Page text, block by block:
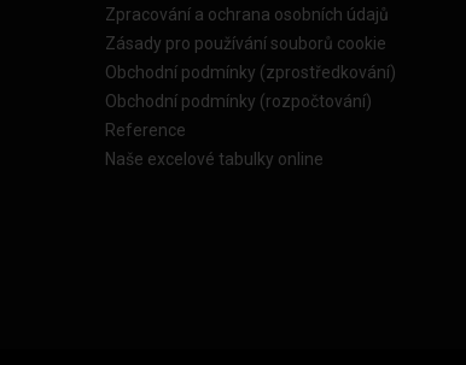
Zpracování a ochrana osobních údajů
Zásady pro používání souborů cookie
Obchodní podmínky (zprostředkování)
Obchodní podmínky (rozpočtování)
Reference
Naše excelové tabulky online